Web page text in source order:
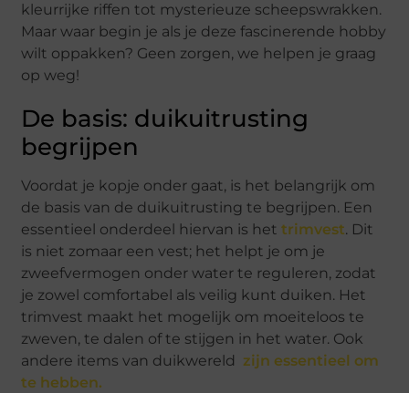
kleurrijke riffen tot mysterieuze scheepswrakken.
Maar waar begin je als je deze fascinerende hobby
wilt oppakken? Geen zorgen, we helpen je graag
op weg!
De basis: duikuitrusting
begrijpen
Voordat je kopje onder gaat, is het belangrijk om
de basis van de duikuitrusting te begrijpen. Een
essentieel onderdeel hiervan is hettrimvest. Dit
is niet zomaar een vest; het helpt je om je
zweefvermogen onder water te reguleren, zodat
je zowel comfortabel als veilig kunt duiken. Het
trimvest maakt het mogelijk om moeiteloos te
zweven, te dalen of te stijgen in het water. Ook
andere items van duikwereld zijn essentieel om
te hebben.